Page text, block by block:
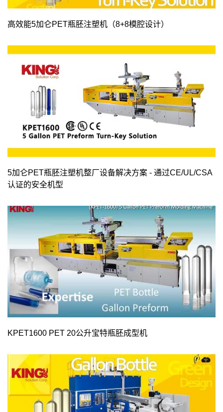
高效能5加仑PET瓶胚注塑机（8+8模腔设计）
5加仑PET瓶胚注塑机整厂设备解决方案 - 通过CE/UL/CSA
认证的安全机型
KPET1600 PET 20公升宝特瓶胚成型机